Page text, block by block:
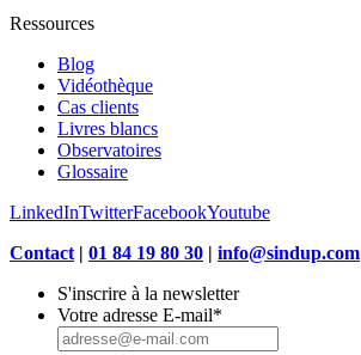
Ressources
Blog
Vidéothèque
Cas clients
Livres blancs
Observatoires
Glossaire
LinkedInTwitterFacebookYoutube
Contact | 01 84 19 80 30 | info@sindup.com
S'inscrire à la newsletter
Votre adresse E-mail*